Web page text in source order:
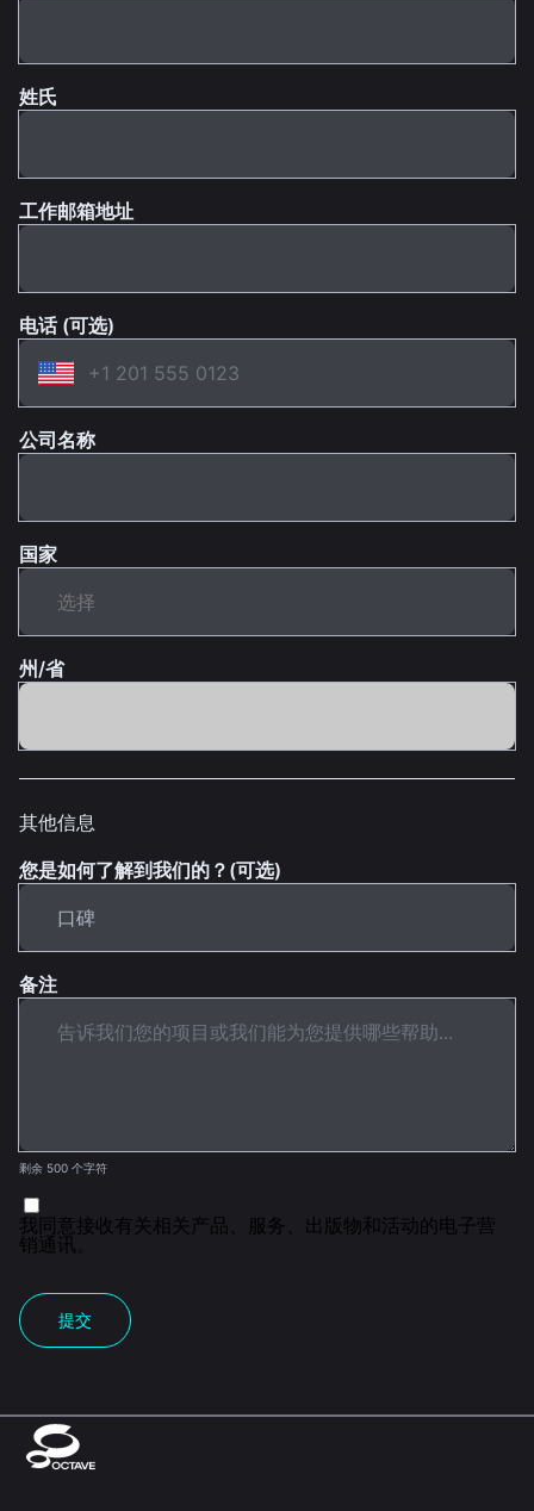
姓氏
工作邮箱地址
电话 (可选)
公司名称
国家
州/省
其他信息
您是如何了解到我们的？(可选)
备注
剩余 500 个字符
我同意接收有关相关产品、服务、出版物和活动的电子营
销通讯。
提交